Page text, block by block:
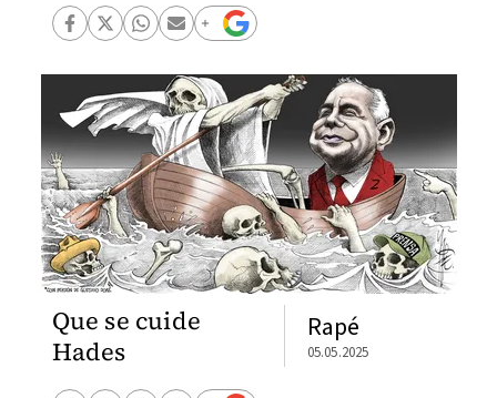
Que se cuide
Hades
Rapé
05.05.2025